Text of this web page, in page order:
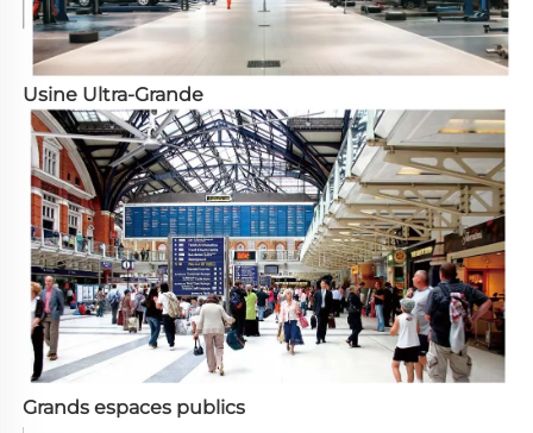
Usine Ultra-Grande
Grands espaces publics